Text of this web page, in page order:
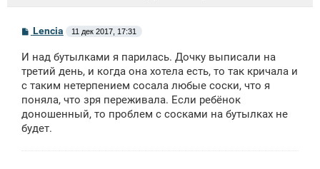
С
о
б
щ
н
и
Lencia 11 дек 2017, 17:31
И над бутылками я парилась. Дочку выписали на
третий день, и когда она хотела есть, то так кричала и
с таким нетерпением сосала любые соски, что я
поняла, что зря переживала. Если ребёнок
доношенный, то проблем с сосками на бутылках не
будет.